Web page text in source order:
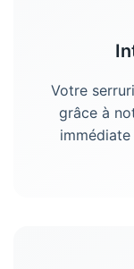
Votre
grâce à